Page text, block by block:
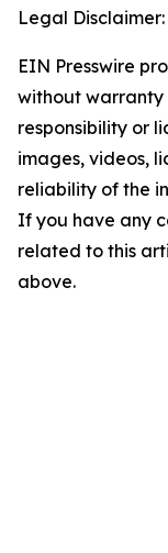
Legal Disclaimer:
EIN Presswire
without warranty
responsibility or
images, videos,
reliability of the
If you have any
related to this
above.